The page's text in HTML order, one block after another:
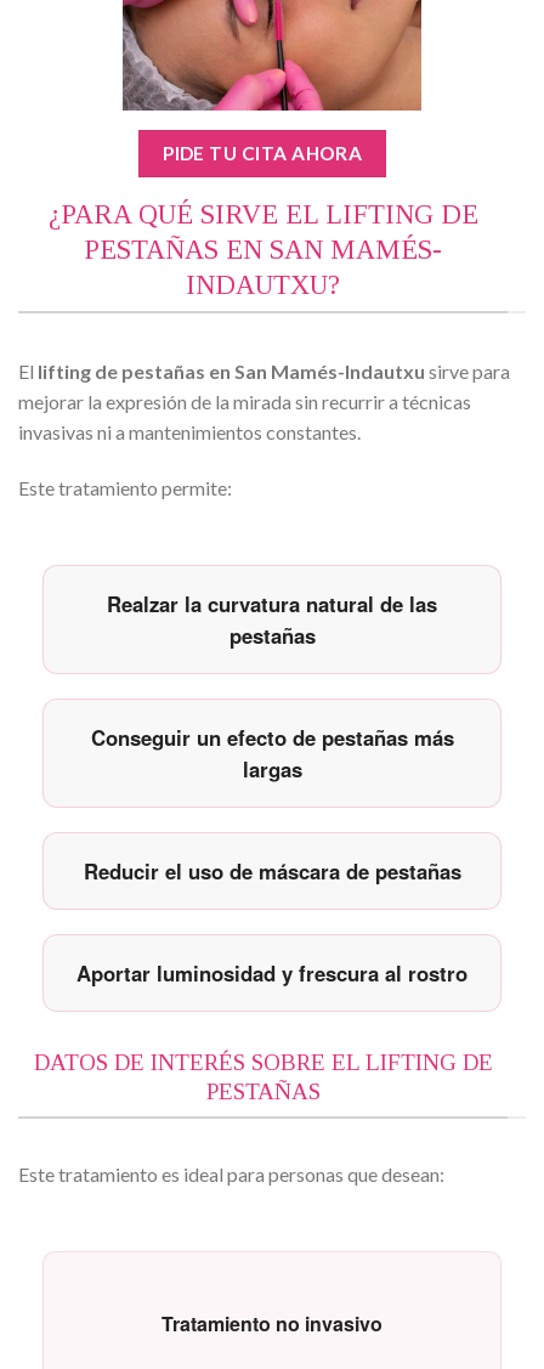
PIDE TU CITA AHORA
¿PARA QUÉ SIRVE EL LIFTING DE
PESTAÑAS EN SAN MAMÉS-
INDAUTXU?
El lifting de pestañas en San Mamés-Indautxu sirve para
mejorar la expresión de la mirada sin recurrir a técnicas
invasivas ni a mantenimientos constantes.
Este tratamiento permite:
Realzar la curvatura natural de las
pestañas
Conseguir un efecto de pestañas más
largas
Reducir el uso de máscara de pestañas
Aportar luminosidad y frescura al rostro
DATOS DE INTERÉS SOBRE EL LIFTING DE
PESTAÑAS
Este tratamiento es ideal para personas que desean:
Tratamiento no invasivo